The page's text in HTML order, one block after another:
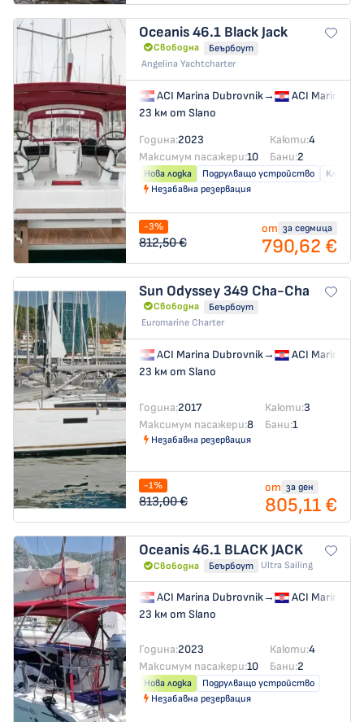
Oceanis 46.1 Black Jack
Свободна
Беърбоут
Angelina Yachtcharter
ACI Marina Dubrovnik→
ACI Marina
23 км от Slano
Година:2023 Каюти:4
Максимум пасажери:10 Бани:2
Нова лодка Подрулващо устройство
Незабавна резервация
-3%
812,50 €
от за седмица
790,62 €
Sun Odyssey 349 Cha-Cha
Свободна
Беърбоут
Euromarine Charter
ACI Marina Dubrovnik→
ACI Marina
23 км от Slano
Година:2017 Каюти:3
Максимум пасажери:8 Бани:1
Незабавна резервация
-1%
813,00 €
от за ден
805,11 €
Oceanis 46.1 BLACK JACK
Свободна Беърбоут Ultra Sailing
ACI Marina Dubrovnik→
ACI Marina
23 км от Slano
Година:2023 Каюти:4
Максимум пасажери:10 Бани:2
Нова лодка
Подрулващо устройство
Незабавна резервация